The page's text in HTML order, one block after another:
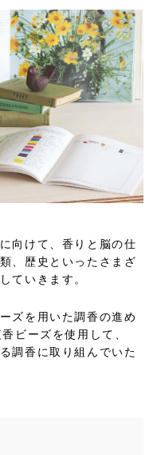
向けて、 香りと脳の仕
、 歴史といったさまざ
ていきます。
ズを用いた調香の進め
ビーズを使用して、
調香に取り組んでいた